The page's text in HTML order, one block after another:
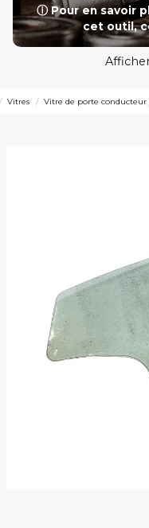
ⓘ Pour en savoir
cet outil,
Vitres Vitre de porte conducteur